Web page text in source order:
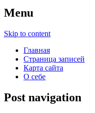
Menu
Skip to content
Главная
Страница записей
Карта сайта
О себе
Post navigation